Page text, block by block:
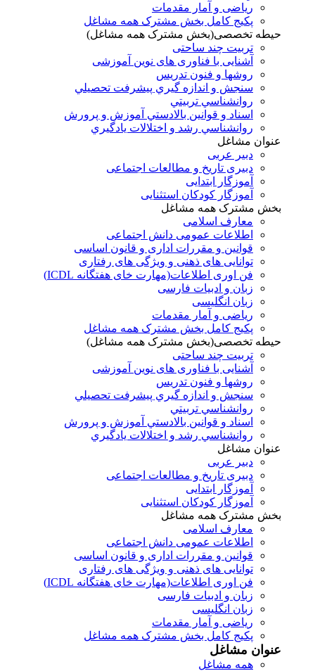
ریاضی و آمار مقدمات
پکیج کامل بخش مشترک همه مشاغل
حیطه تخصصی(بخش مشترک همه مشاغل)
تربیت چند ساحتی
آشنایی با فناوری های نوین آموزشی
روشها و فنون تدريس
سنجش و اندازه گيري پيشرفت تحصيلي
روانشناسي تربيتي
اسناد و قوانين بالادستي آموزش و پرورش
روانشناسي رشد و اختلالات يادگيري
عنوان مشاغل
دبير عربی
دبیری تاریخ و مطالعات اجتماعی
آموزگار ابتدایی
آموزگار کودکان استثنایی
بخش مشترک همه مشاغل
معارف اسلامی
اطلاعات عمومی دانش اجتماعی
قوانین و مقررات اداری و قانون اساسی
توانایی های ذهنی و ویژگی های رفتاری
فن اوری اطلاعات(مهارت خای هفتگانه ICDL)
زبان و ادبیات فارسی
زبان انگلیسی
ریاضی و آمار مقدمات
پکیج کامل بخش مشترک همه مشاغل
حیطه تخصصی(بخش مشترک همه مشاغل)
تربیت چند ساحتی
آشنایی با فناوری های نوین آموزشی
روشها و فنون تدريس
سنجش و اندازه گيري پيشرفت تحصيلي
روانشناسي تربيتي
اسناد و قوانين بالادستي آموزش و پرورش
روانشناسي رشد و اختلالات يادگيري
عنوان مشاغل
دبير عربی
دبیری تاریخ و مطالعات اجتماعی
آموزگار ابتدایی
آموزگار کودکان استثنایی
بخش مشترک همه مشاغل
معارف اسلامی
اطلاعات عمومی دانش اجتماعی
قوانین و مقررات اداری و قانون اساسی
توانایی های ذهنی و ویژگی های رفتاری
فن اوری اطلاعات(مهارت خای هفتگانه ICDL)
زبان و ادبیات فارسی
زبان انگلیسی
ریاضی و آمار مقدمات
پکیج کامل بخش مشترک همه مشاغل
عنوان مشاغل
همه مشاغل